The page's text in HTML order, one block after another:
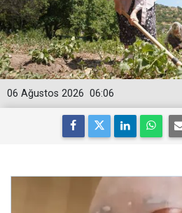
06:06
06 Ağustos 2026